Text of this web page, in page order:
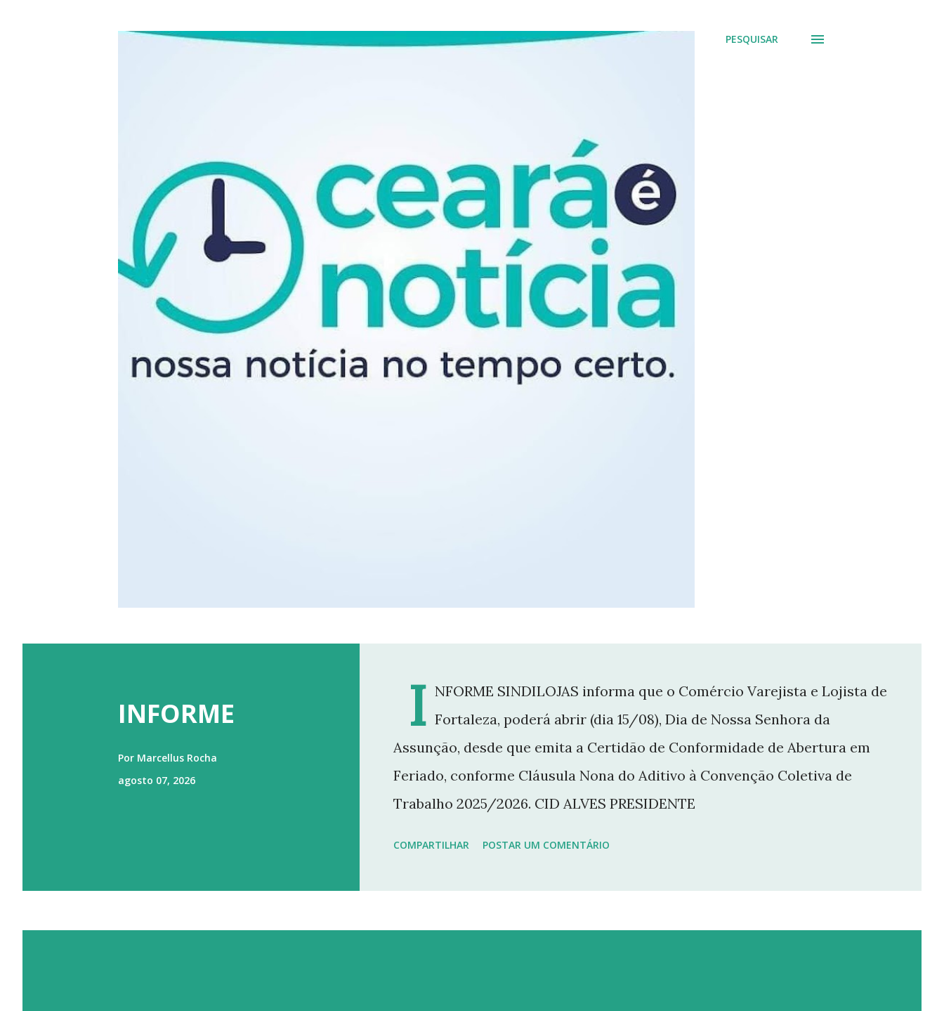
PESQUISAR
INFORME
Por Marcellus Rocha
agosto 07, 2026
I NFORME SINDILOJAS informa que o Comércio Varejista e Lojista de
Fortaleza, poderá abrir (dia 15/08), Dia de Nossa Senhora da
Assunção, desde que emita a Certidão de Conformidade de Abertura em
Feriado, conforme Cláusula Nona do Aditivo à Convenção Coletiva de
Trabalho 2025/2026. CID ALVES PRESIDENTE
COMPARTILHAR POSTAR UM COMENTÁRIO